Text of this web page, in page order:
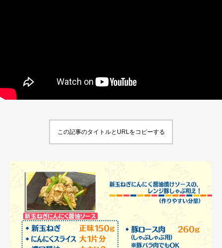
この記事のタイトルとURLをコピーする